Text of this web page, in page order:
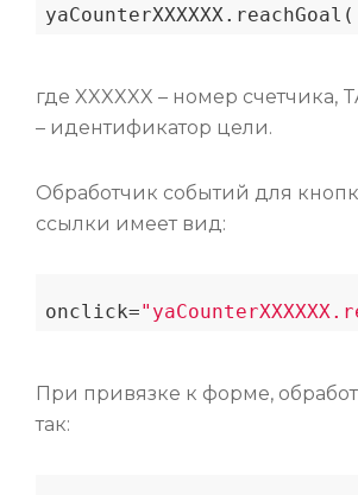
yaCounterXXXXXX.reachGoal(
где XXXXXX – номер счетчика,
– идентификатор цели.
Обработчик событий для
ссылки имеет вид:
onсlick=
При привязке к форме,
так: